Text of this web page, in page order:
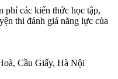
phí các kiến thức học tập,
thi đánh giá năng lực của
Cầu Giấy, Hà Nội